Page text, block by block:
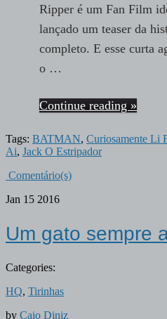
Ripper é um Fan Film
lançado um teaser da
completo. E esse curta
o …
Continue reading »
Tags: BATMAN, Curiosamente Li
Ai, Jack O Estripador
Comentário(s)
Jan 15 2016
Um gato sempre
Categories:
HQ, Tirinhas
by Caio Diniz